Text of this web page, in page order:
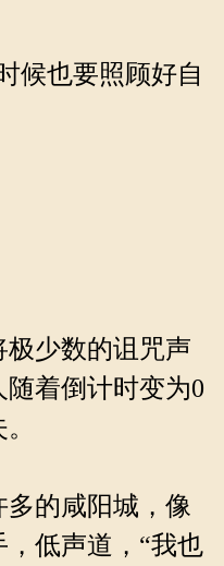
候也要照顾好自
少数的诅咒声
着倒计时变为0
的咸阳城，像
低声道，“我也